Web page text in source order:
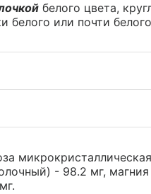
белого цвета,
белого или почти
- 98.2 мг, магния